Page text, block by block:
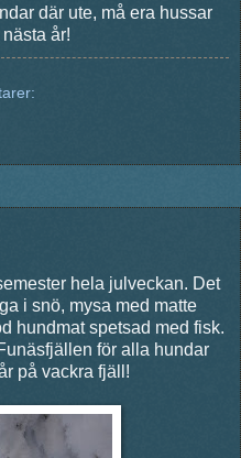
där ute, må era hussar
år!
hela julveckan. Det
i snö, mysa med matte
hundmat spetsad med fisk.
för alla hundar
på vackra fjäll!